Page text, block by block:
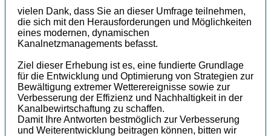
vielen Dank, dass Sie an dieser Umfrage teilnehmen,
die sich mit den Herausforderungen und Möglichkeiten
eines modernen, dynamischen
Kanalnetzmanagements befasst.
Ziel dieser Erhebung ist es, eine fundierte Grundlage
für die Entwicklung und Optimierung von Strategien zur
Bewältigung extremer Wetterereignisse sowie zur
Verbesserung der Effizienz und Nachhaltigkeit in der
Kanalbewirtschaftung zu schaffen.
Damit Ihre Antworten bestmöglich zur Verbesserung
und Weiterentwicklung beitragen können, bitten wir